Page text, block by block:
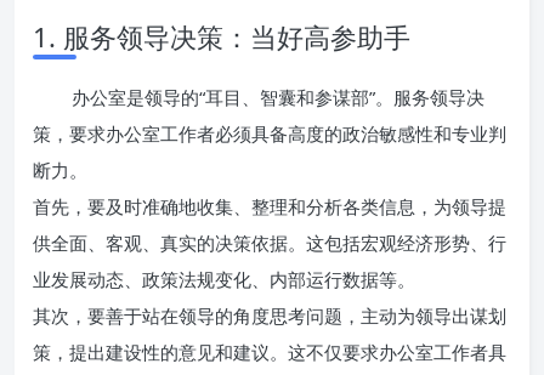
1. 服务领导决策：当好高参助手
办公室是领导的“耳目、智囊和参谋部”。服务领导决
策，要求办公室工作者必须具备高度的政治敏感性和专业判
断力。
首先，要及时准确地收集、整理和分析各类信息，为领导提
供全面、客观、真实的决策依据。这包括宏观经济形势、行
业发展动态、政策法规变化、内部运行数据等。
其次，要善于站在领导的角度思考问题，主动为领导出谋划
策，提出建设性的意见和建议。这不仅要求办公室工作者具